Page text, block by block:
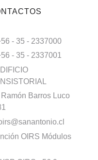
- 35 - 2337000
- 35 - 2337001
Ramón Barros Luco
OIRS Módulos